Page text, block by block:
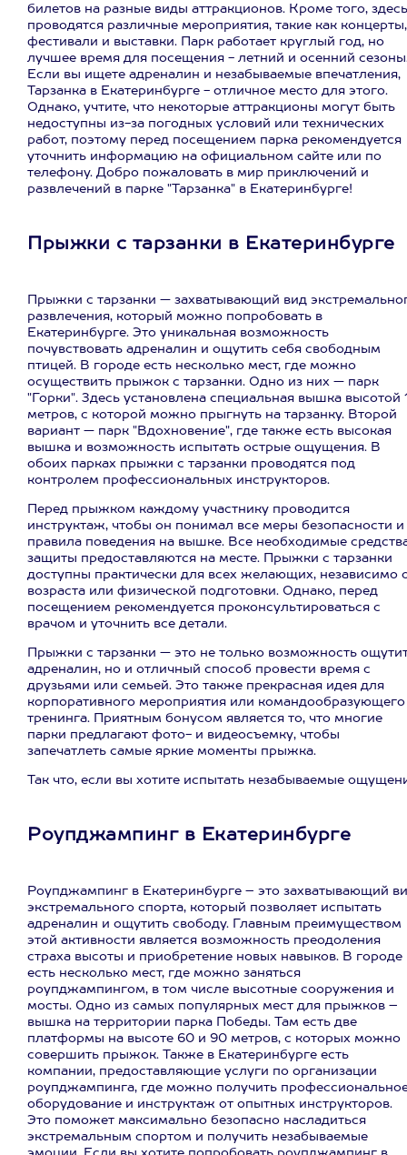
билетов на разные виды аттракционов. Кроме того, здесь
проводятся различные мероприятия, такие как концерты,
фестивали и выставки. Парк работает круглый год, но
лучшее время для посещения - летний и осенний
Если вы ищете адреналин и незабываемые впечатления,
Тарзанка в Екатеринбурге - отличное место для этого.
Однако, учтите, что некоторые аттракционы могут быть
недоступны из-за погодных условий или технических
работ, поэтому перед посещением парка рекомендуется
уточнить информацию на официальном сайте или по
телефону. Добро пожаловать в мир приключений и
развлечений в парке "Тарзанка" в Екатеринбурге!
Прыжки с тарзанки в Екатеринбурге
Прыжки с тарзанки — захватывающий вид
развлечения, который можно попробовать в
Екатеринбурге. Это уникальная возможность
почувствовать адреналин и ощутить себя свободным
птицей. В городе есть несколько мест, где можно
осуществить прыжок с тарзанки. Одно из них — парк
"Горки". Здесь установлена специальная вышка высотой
метров, с которой можно прыгнуть на тарзанку. Второй
вариант — парк "Вдохновение", где также есть высокая
вышка и возможность испытать острые ощущения. В
обоих парках прыжки с тарзанки проводятся под
контролем профессиональных инструкторов.
Перед прыжком каждому участнику проводится
инструктаж, чтобы он понимал все меры безопасности и
правила поведения на вышке. Все необходимые
защиты предоставляются на месте. Прыжки с тарзанки
доступны практически для всех желающих, независимо
возраста или физической подготовки. Однако, перед
посещением рекомендуется проконсультироваться с
врачом и уточнить все детали.
Прыжки с тарзанки — это не только возможность
адреналин, но и отличный способ провести время с
друзьями или семьей. Это также прекрасная идея для
корпоративного мероприятия или командообразующего
тренинга. Приятным бонусом является то, что многие
парки предлагают фото- и видеосъемку, чтобы
запечатлеть самые яркие моменты прыжка.
Так что, если вы хотите испытать незабываемые
Роупджампинг в Екатеринбурге
Роупджампинг в Екатеринбурге – это захватывающий
экстремального спорта, который позволяет испытать
адреналин и ощутить свободу. Главным преимуществом
этой активности является возможность преодоления
страха высоты и приобретение новых навыков. В городе
есть несколько мест, где можно заняться
роупджампингом, в том числе высотные сооружения и
мосты. Одно из самых популярных мест для прыжков –
вышка на территории парка Победы. Там есть две
платформы на высоте 60 и 90 метров, с которых можно
совершить прыжок. Также в Екатеринбурге есть
компании, предоставляющие услуги по организации
роупджампинга, где можно получить
оборудование и инструктаж от опытных инструкторов.
Это поможет максимально безопасно насладиться
экстремальным спортом и получить незабываемые